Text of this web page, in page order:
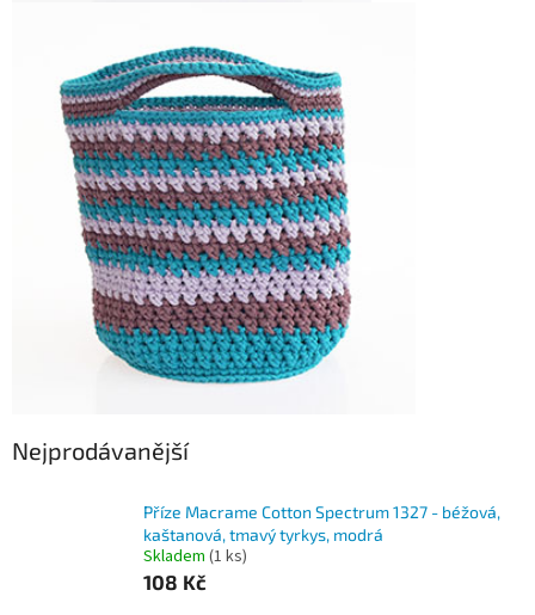
Nejprodávanější
Příze Macrame Cotton Spectrum 1327 - béžová,
kaštanová, tmavý tyrkys, modrá
Skladem (1 ks)
108 Kč